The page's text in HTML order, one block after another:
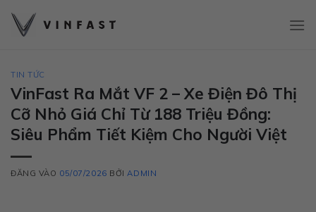
qua
TIN TỨC
VinFast Ra Mắt VF 2 – Xe Điện Đô Thị
Cỡ Nhỏ Giá Chỉ Từ 188 Triệu Đồng:
Siêu Phẩm Tiết Kiệm Cho Người Việt
ĐĂNG VÀO 05/07/2026 BỞI ADMIN